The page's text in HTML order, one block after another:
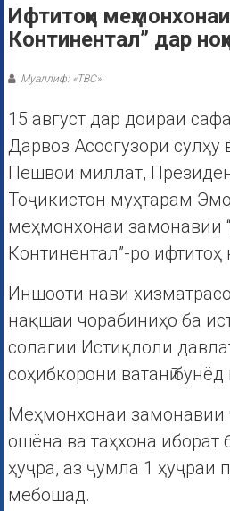
Ифтитоҳи
Континентал” дар
Муаллиф: «ТВС»
15 август дар доираи
Дарвоз Асосгузори сулҳу
Пешвои миллат,
Тоҷикистон муҳтарам
меҳмонхонаи замонавии
Континентал”-ро
Иншооти нави
нақшаи чорабиниҳо ба
солагии Истиқлоли
соҳибкорони ватанӣ бунёд
Меҳмонхонаи замонавии
ошёна ва таҳхона иборат
ҳуҷра, аз ҷумла 1 ҳуҷраи
мебошад.